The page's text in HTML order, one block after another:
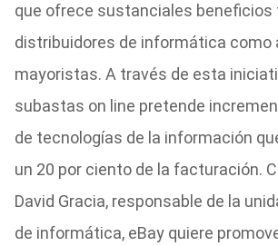
que ofrece sustanciales beneficios
distribuidores de informática como
mayoristas. A través de esta
subastas on line pretende
de tecnologías de la información
un 20 por ciento de la facturación.
David Gracia, responsable de la
de informática, eBay quiere